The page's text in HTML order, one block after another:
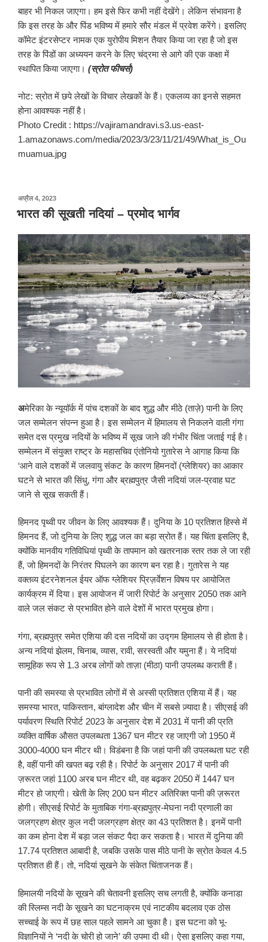
बाहर भी निकल जाएगा। हम इसे फिर कभी नहीं देखेंगे। लेकिन संभावना है
कि इस तरह के और पिंड भविष्य में हमारे सौर मंडल में प्रवेश करेंगे। इसलिए
कॉमेट इंटरसेप्टर नामक एक युरोपीय मिशन तैयार किया जा रहा है जो इस
तरह के पिंडों का अध्ययन करने के लिए चंद्रमा से आगे की एक कक्षा में
स्थापित किया जाएगा। (स्रोत फीचर्स)
नोट: स्रोत में छपे लेखों के विचार लेखकों के हैं। एकलव्य का इनसे सहमत
होना आवश्यक नहीं है।
Photo Credit : https://vajiramandravi.s3.us-east-
1.amazonaws.com/media/2023/3/23/11/21/49/What_is_Ou
muamua.jpg
अप्रैल 4, 2023पर
प्रकाशित
किया
भारत की सूखती नदियां – प्रमोद भार्गव
अमेरिका के न्यूयॉर्क में पांच दशकों के बाद शुद्ध और मीठे (ताज़े) पानी के लिए
जल सम्मेलन संपन्न हुआ है। इस सम्मेलन में हिमालय से निकलने वाली गंगा
समेत दस प्रमुख नदियों के भविष्य में सूख जाने की गंभीर चिंता जताई गई है।
सम्मेलन में संयुक्त राष्ट्र के महासचिव एंतोनियो गुतारेस ने आगाह किया कि
‘आने वाले दशकों में जलवायु संकट के कारण हिमनदों (ग्लेशियर) का आकार
घटने से भारत की सिंधु, गंगा और ब्रह्मपुत्र जैसी नदियां जल-प्रवाह घट
जाने से सूख सकती हैं।
हिमनद पृथ्वी पर जीवन के लिए आवश्यक हैं। दुनिया के 10 प्रतिशत हिस्से में
हिमनद हैं, जो दुनिया के लिए शुद्ध जल का बड़ा स्रोत हैं। यह चिंता इसलिए है,
क्योंकि मानवीय गतिविधियां पृथ्वी के तापमान को खतरनाक स्तर तक ले जा रही
हैं, जो हिमनदों के निरंतर पिघलने का कारण बन रहा है। गुतारेस ने यह
वक्तव्य इंटरनेशनल ईयर ऑफ ग्लेशियर प्रिज़र्वेशन विषय पर आयोजित
कार्यक्रम में दिया। इस आयोजन में जारी रिपोर्ट के अनुसार 2050 तक आने
वाले जल संकट से प्रभावित होने वाले देशों में भारत प्रमुख होगा।
गंगा, ब्रह्मपुत्र समेत एशिया की दस नदियों का उद्गम हिमालय से ही होता है।
अन्य नदियां झेलम, चिनाब, व्यास, रावी, सरस्वती और यमुना हैं। ये नदियां
सामूहिक रूप से 1.3 अरब लोगों को ताज़ा (मीठा) पानी उपलब्ध कराती हैं।
पानी की समस्या से प्रभावित लोगों में से अस्सी प्रतिशत एशिया में हैं। यह
समस्या भारत, पाकिस्तान, बांग्लादेश और चीन में सबसे ज़्यादा है। सीएसई की
पर्यावरण स्थिति रिपोर्ट 2023 के अनुसार देश में 2031 में पानी की प्रति
व्यक्ति वार्षिक औसत उपलब्धता 1367 घन मीटर रह जाएगी जो 1950 में
3000-4000 घन मीटर थी। विडंबना है कि जहां पानी की उपलब्धता घट रही
है, वहीं पानी की खपत बढ़ रही है। रिपोर्ट के अनुसार 2017 में पानी की
ज़रूरत जहां 1100 अरब घन मीटर थी, वह बढ़कर 2050 में 1447 घन
मीटर हो जाएगी। खेती के लिए 200 घन मीटर अतिरिक्त पानी की ज़रूरत
होगी। सीएसई रिपोर्ट के मुताबिक गंगा-ब्रह्मपुत्र-मेघना नदी प्रणाली का
जलग्रहण क्षेत्र कुल नदी जलग्रहण क्षेत्र का 43 प्रतिशत है। इनमें पानी
का कम होना देश में बड़ा जल संकट पैदा कर सकता है। भारत में दुनिया की
17.74 प्रतिशत आबादी है, जबकि उसके पास मीठे पानी के स्रोत केवल 4.5
प्रतिशत ही हैं। तो, नदियां सूखने के संकेत चिंताजनक हैं।
हिमालयी नदियों के सूखने की चेतावनी इसलिए सच लगती है, क्योंकि कनाडा
की स्लिम्स नदी के सूखने का घटनाक्रम एवं नाटकीय बदलाव एक ठोस
सच्चाई के रूप में छह साल पहले सामने आ चुका है। इस घटना को भू-
विज्ञानियों ने ‘नदी के चोरी हो जाने’ की उपमा दी थी। ऐसा इसलिए कहा गया,